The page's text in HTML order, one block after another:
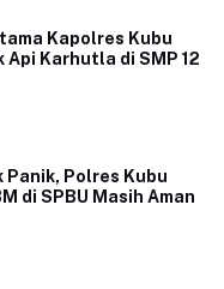
Kapolres Kubu
Api Karhutla di SMP 12
Panik, Polres Kubu
di SPBU Masih Aman